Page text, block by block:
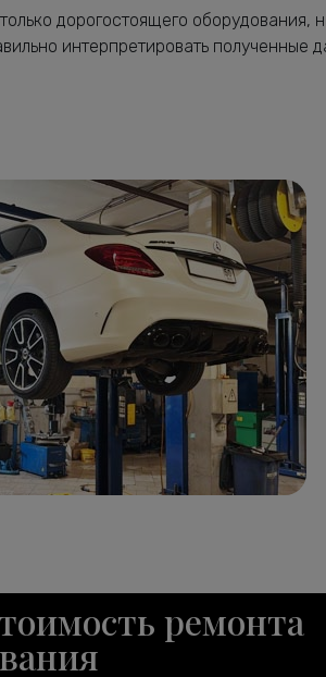
дорогостоящего
интерпретировать полученные
ремонта